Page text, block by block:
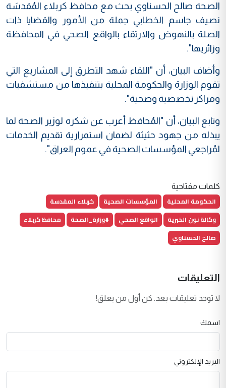
الصحة صالح الحسناوي بحث مع محافظ كربلاء المُقدسَة
نصيف جاسم الخطابي جملة من الأمور والقضايا ذات
الصلة بالنهوض والارتقاء بالواقع الصحي في المحافظة
وزائريها".
وأضاف البيان، أن "اللقاء شهد التطرق إلى المشاريع التي
تقوم الوزارة والحكومة المحلية بتنفيذها من مستشفيات
ومراكز تخصصية وصحية".
وتابع البيان، أن "المُحافظ أعرب عن شكره لوزير الصحة لما
يبذله من جهود حثيثة لضمان استمرارية تقديم الخدمات
لمُراجعي المؤسسات الصحية في عموم العراق".
كلمات مفتاحية
الحكومة المحلية المؤسسات الصحية
كربلاء المقدسة
وكالة نون الخبرية
الواقع الصحي #وزارة_الصحة
محافظ كربلاء
صالح الحسناوي
التعليقات
لا توجد تعليقات بعد. كن أول من يعلق!
اسمك
البريد الإلكتروني